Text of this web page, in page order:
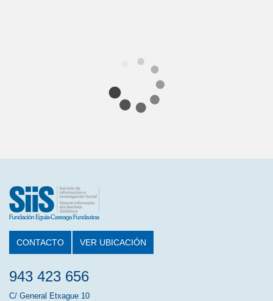
CONTACTO VER UBICACIÓN
943 423 656
C/ General Etxague 10